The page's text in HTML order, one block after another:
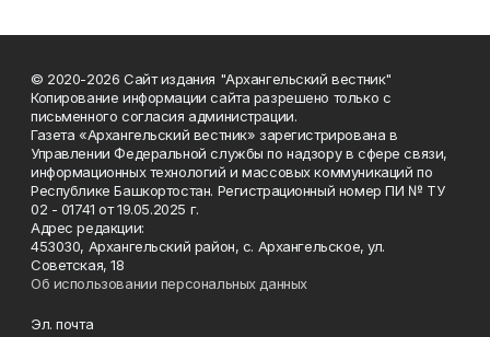
© 2020-2026 Сайт издания "Архангельский вестник"
Копирование информации сайта разрешено только с
письменного согласия администрации.
Газета «Архангельский вестник» зарегистрирована в
Управлении Федеральной службы по надзору в сфере связи,
информационных технологий и массовых коммуникаций по
Республике Башкортостан. Регистрационный номер ПИ № ТУ
02 - 01741 от 19.05.2025 г.
Адрес редакции:
453030, Архангельский район, с. Архангельское, ул.
Советская, 18
Об использовании персональных данных
Эл. почта